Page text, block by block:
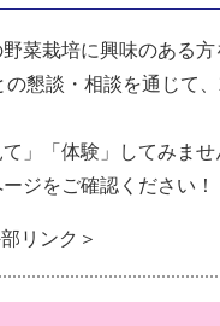
菜栽培に興味のある
懇談・相談を通じて
」「体験」してみませ
ジをご確認ください！
リンク＞